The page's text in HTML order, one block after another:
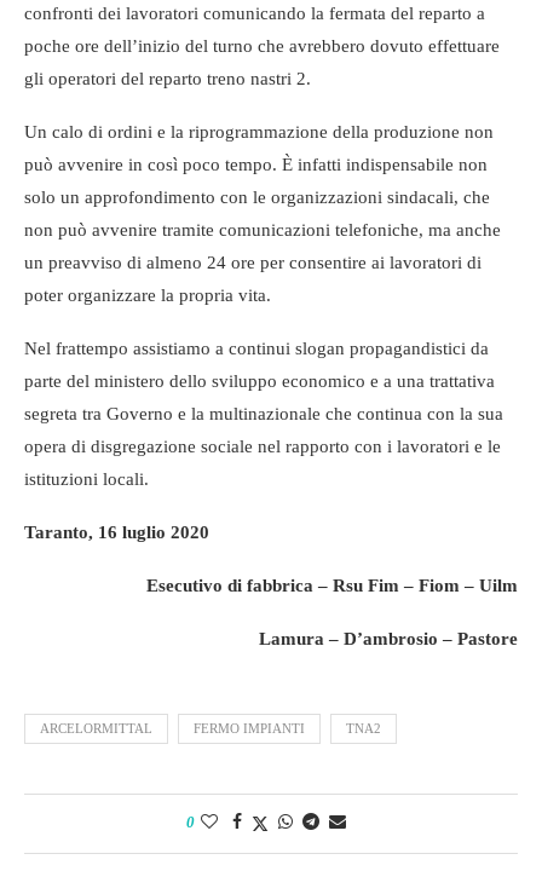
confronti dei lavoratori comunicando la fermata del reparto a
poche ore dell’inizio del turno che avrebbero dovuto effettuare
gli operatori del reparto treno nastri 2.
Un calo di ordini e la riprogrammazione della produzione non
può avvenire in così poco tempo. È infatti indispensabile non
solo un approfondimento con le organizzazioni sindacali, che
non può avvenire tramite comunicazioni telefoniche, ma anche
un preavviso di almeno 24 ore per consentire ai lavoratori di
poter organizzare la propria vita.
Nel frattempo assistiamo a continui slogan propagandistici da
parte del ministero dello sviluppo economico e a una trattativa
segreta tra Governo e la multinazionale che continua con la sua
opera di disgregazione sociale nel rapporto con i lavoratori e le
istituzioni locali.
Taranto, 16 luglio 2020
Esecutivo di fabbrica – Rsu Fim – Fiom – Uilm
Lamura – D’ambrosio – Pastore
ARCELORMITTAL FERMO IMPIANTI TNA2
0